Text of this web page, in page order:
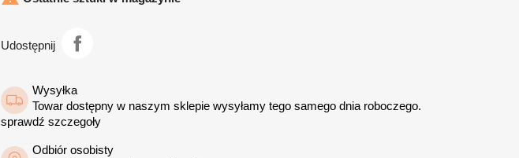
Udostępnij
Wysyłka
Towar dostępny w naszym sklepie wysyłamy tego samego dnia roboczego.
sprawdź szczegoły
Odbiór osobisty